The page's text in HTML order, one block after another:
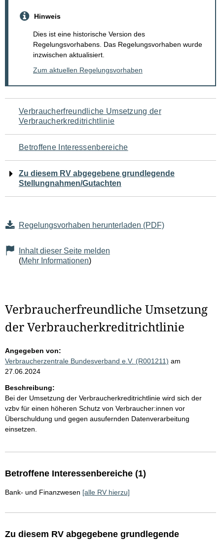
Hinweis
Dies ist eine historische Version des
Regelungsvorhabens. Das Regelungsvorhaben wurde
inzwischen aktualisiert.
Zum aktuellen Regelungsvorhaben
Navigation
für
den
Seiteninhalt
Verbraucherfreundliche Umsetzung der
Verbraucherkreditrichtlinie
Betroffene Interessenbereiche
Zu diesem RV abgegebene grundlegende
Stellungnahmen/Gutachten
Regelungsvorhaben herunterladen (PDF)
Inhalt dieser Seite melden
(Mehr Informationen)
Verbraucherfreundliche Umsetzung
der Verbraucherkreditrichtlinie
Angegeben von:
Verbraucherzentrale Bundesverband e.V. (R001211) am
27.06.2024
Beschreibung:
Bei der Umsetzung der Verbraucherkreditrichtlinie wird sich der
vzbv für einen höheren Schutz von Verbraucher:innen vor
Überschuldung und gegen ausufernden Datenverarbeitung
einsetzen.
Betroffene Interessenbereiche (1)
Bank- und Finanzwesen [alle RV hierzu]
Zu diesem RV abgegebene grundlegende